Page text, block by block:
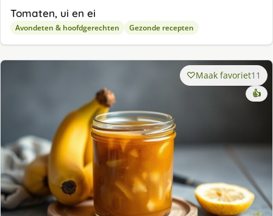
Tomaten, ui en ei
Avondeten & hoofdgerechten Gezonde recepten
Maak favoriet11
👍